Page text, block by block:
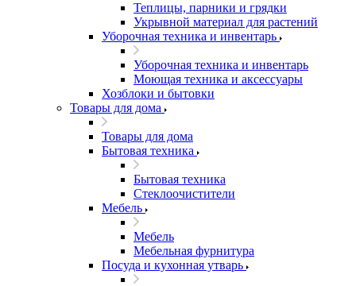
Теплицы, парники и грядки
Укрывной материал для растений
Уборочная техника и инвентарь
Уборочная техника и инвентарь
Моющая техника и аксессуары
Хозблоки и бытовки
Товары для дома
Товары для дома
Бытовая техника
Бытовая техника
Стеклоочистители
Мебель
Мебель
Мебельная фурнитура
Посуда и кухонная утварь